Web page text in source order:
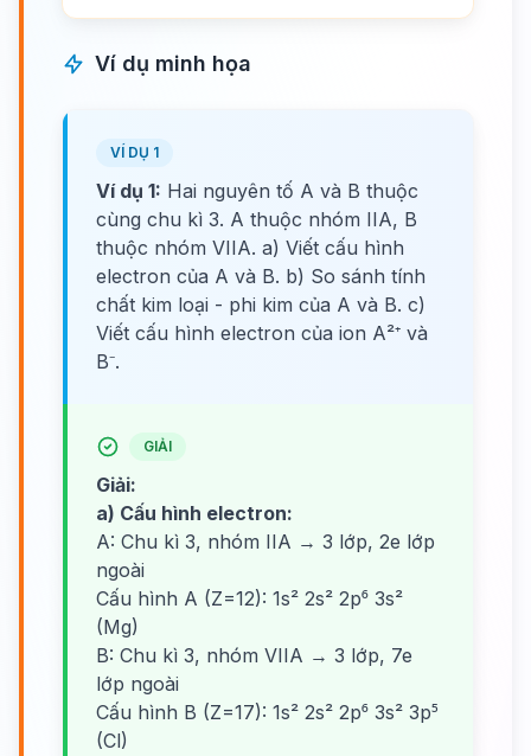
Ví dụ minh họa
VÍ DỤ 1
Ví dụ 1: Hai nguyên tố A và B thuộc
cùng chu kì 3. A thuộc nhóm IIA, B
thuộc nhóm VIIA. a) Viết cấu hình
electron của A và B. b) So sánh tính
chất kim loại - phi kim của A và B. c)
Viết cấu hình electron của ion A²⁺ và
B⁻.
GIẢI
Giải:
a) Cấu hình electron:
A: Chu kì 3, nhóm IIA → 3 lớp, 2e lớp
ngoài
Cấu hình A (Z=12): 1s² 2s² 2p⁶ 3s²
(Mg)
B: Chu kì 3, nhóm VIIA → 3 lớp, 7e
lớp ngoài
Cấu hình B (Z=17): 1s² 2s² 2p⁶ 3s² 3p⁵
(Cl)